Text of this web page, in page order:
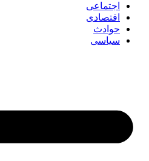
اجتماعی
اقتصادی
حوادث
سیاسی